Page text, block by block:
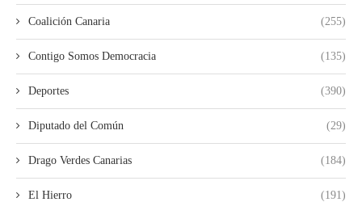
Coalición Canaria (255)
Contigo Somos Democracia (135)
Deportes (390)
Diputado del Común (29)
Drago Verdes Canarias (184)
El Hierro (191)